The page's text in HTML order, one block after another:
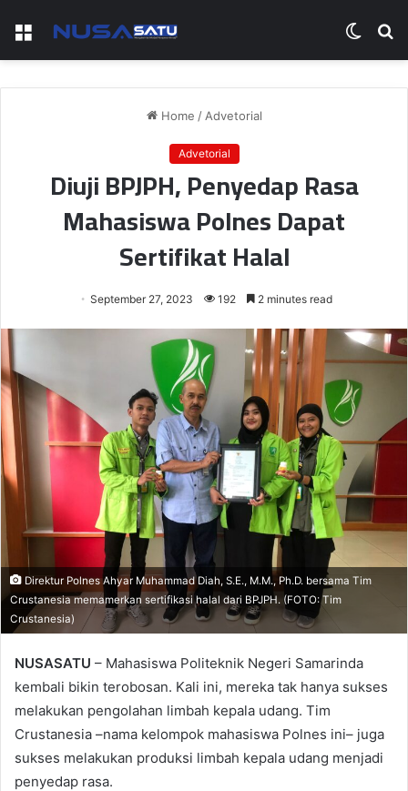
Menu
Switch
skin
Home / Advetorial
Advetorial
Diuji BPJPH, Penyedap Rasa
Mahasiswa Polnes Dapat
Sertifikat Halal
September 27, 2023 192 2 minutes read
Direktur Polnes Ahyar Muhammad Diah, S.E., M.M., Ph.D. bersama Tim
Crustanesia memamerkan sertifikasi halal dari BPJPH. (FOTO: Tim
Crustanesia)
NUSASATU – Mahasiswa Politeknik Negeri Samarinda
kembali bikin terobosan. Kali ini, mereka tak hanya sukses
melakukan pengolahan limbah kepala udang. Tim
Crustanesia –nama kelompok mahasiswa Polnes ini– juga
sukses melakukan produksi limbah kepala udang menjadi
penyedap rasa.